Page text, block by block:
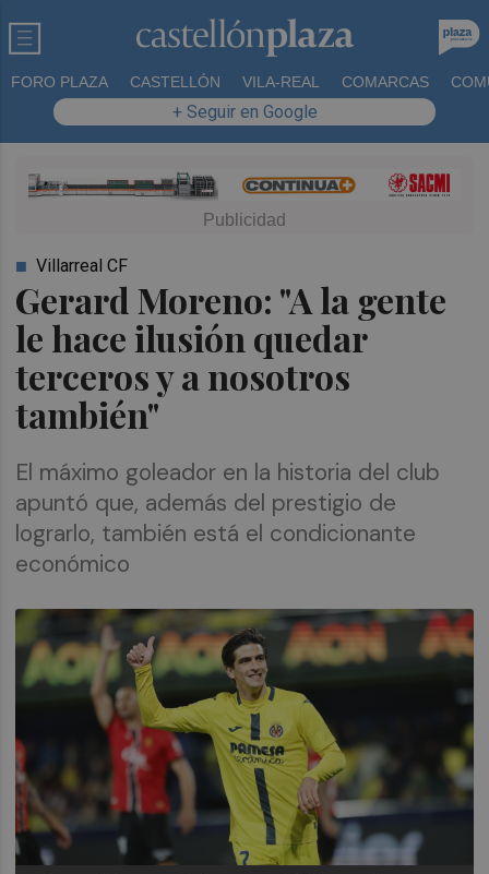
FORO PLAZA CASTELLÓN VILA-REAL COMARCAS
+ Seguir en Google
Gerard Moreno: "A la gente
le hace ilusión quedar
terceros y a nosotros
también"
Villarreal CF
El máximo goleador en la historia del club
apuntó que, además del prestigio de
lograrlo, también está el condicionante
económico